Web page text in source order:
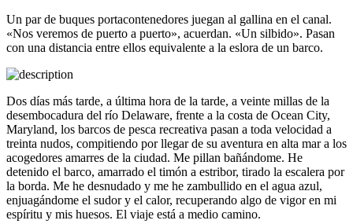
Un par de buques portacontenedores juegan al gallina en el canal.
«Nos veremos de puerto a puerto», acuerdan. «Un silbido». Pasan
con una distancia entre ellos equivalente a la eslora de un barco.
Dos días más tarde, a última hora de la tarde, a veinte millas de la
desembocadura del río Delaware, frente a la costa de Ocean City,
Maryland, los barcos de pesca recreativa pasan a toda velocidad a
treinta nudos, compitiendo por llegar de su aventura en alta mar a los
acogedores amarres de la ciudad. Me pillan bañándome. He
detenido el barco, amarrado el timón a estribor, tirado la escalera por
la borda. Me he desnudado y me he zambullido en el agua azul,
enjuagándome el sudor y el calor, recuperando algo de vigor en mi
espíritu y mis huesos. El viaje está a medio camino.